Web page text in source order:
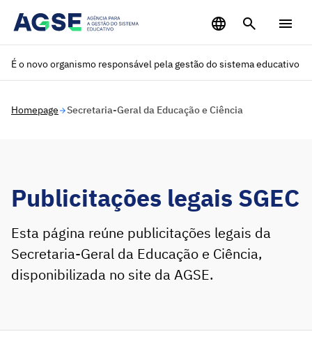
É o novo organismo responsável pela gestão do sistema educativo
Homepage Secretaria-Geral da Educação e Ciência
Publicitações legais SGEC
Esta página reúne publicitações legais da
Secretaria-Geral da Educação e Ciência,
disponibilizada no site da AGSE.